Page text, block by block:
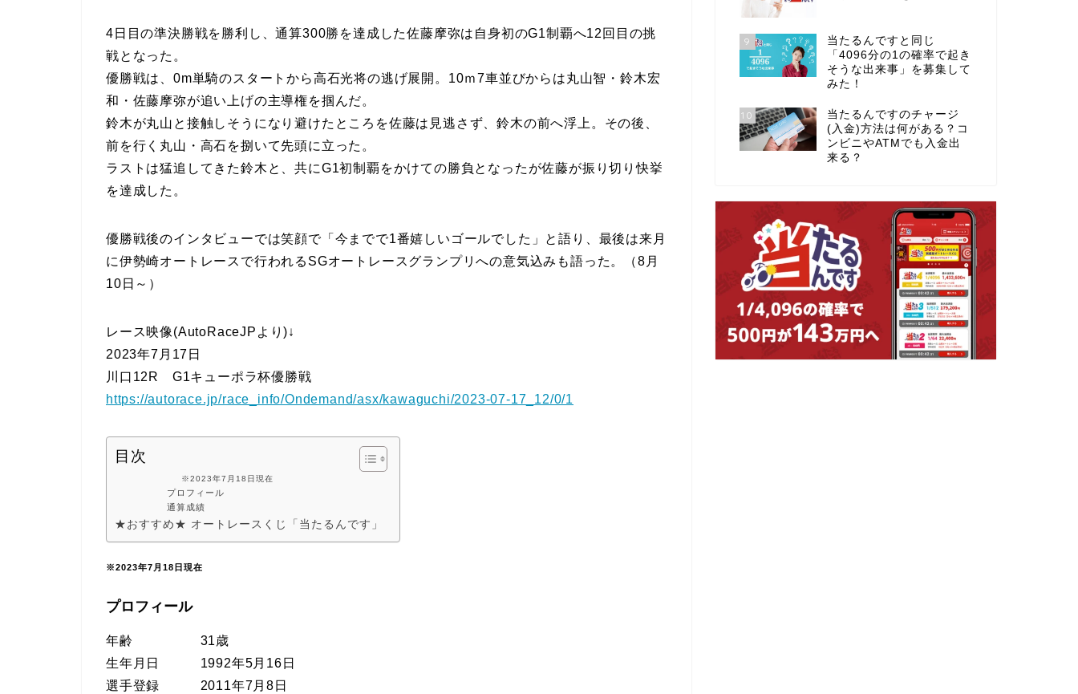
4日目の準決勝戦を勝利し、通算300勝を達成した佐藤摩弥は自身初のG1制覇へ12回目の挑
戦となった。
優勝戦は、0m単騎のスタートから高石光将の逃げ展開。10ｍ7車並びからは丸山智・鈴木宏
和・佐藤摩弥が追い上げの主導権を掴んだ。
鈴木が丸山と接触しそうになり避けたところを佐藤は見逃さず、鈴木の前へ浮上。その後、
前を行く丸山・高石を捌いて先頭に立った。
ラストは猛追してきた鈴木と、共にG1初制覇をかけての勝負となったが佐藤が振り切り快挙
を達成した。
優勝戦後のインタビューでは笑顔で「今までで1番嬉しいゴールでした」と語り、最後は来月
に伊勢崎オートレースで行われるSGオートレースグランプリへの意気込みも語った。（8月
10日～）
レース映像(AutoRaceJPより)↓
2023年7月17日
川口12R G1キューポラ杯優勝戦
https://autorace.jp/race_info/Ondemand/asx/kawaguchi/2023-07-17_12/0/1
目次
※2023年7月18日現在
プロフィール
通算成績
★おすすめ★ オートレースくじ「当たるんです」
※2023年7月18日現在
プロフィール
年齢 31歳
生年月日 1992年5月16日
選手登録 2011年7月8日
9
当たるんですと同じ
「4096分の1の確率で起き
そうな出来事」を募集して
みた！
10
当たるんですのチャージ
(入金)方法は何がある？コ
ンビニやATMでも入金出
来る？